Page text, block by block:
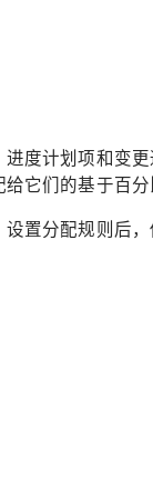
度计划项和变
它们的基于百分
置分配规则后